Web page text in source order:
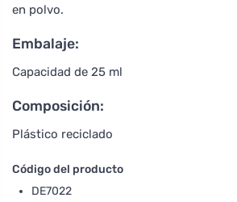
en polvo.
Embalaje:
Capacidad de 25 ml
Composición:
Plástico reciclado
Código del producto
DE7022